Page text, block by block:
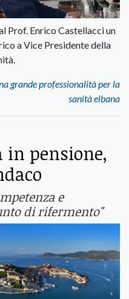
Prof. Enrico Castellacci un
a Vice Presidente della
grande professionalità per la
sanità elbana
in pensione,
e
di rifermento"